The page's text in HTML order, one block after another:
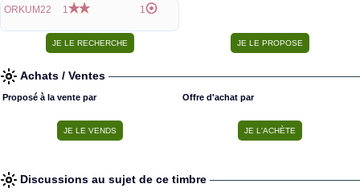
ORKUM22 1 1
Achats / Ventes
Proposé à la vente par Offre d'achat par
Discussions au sujet de ce timbre